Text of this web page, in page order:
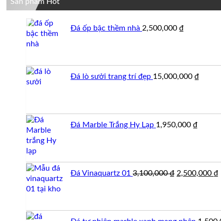
Đá ốp bậc thềm nhà 2,500,000 ₫
Đá lò sưởi trang trí đẹp 15,000,000 ₫
Đá Marble Trắng Hy Lạp 1,950,000 ₫
Đá Vinaquartz 01 3,100,000₫ Giá
2,500,000 ₫